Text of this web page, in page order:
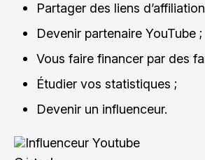
Partager des liens
Devenir partenaire YouTube ;
Vous faire financer par des
Étudier vos statistiques ;
Devenir un influenceur.